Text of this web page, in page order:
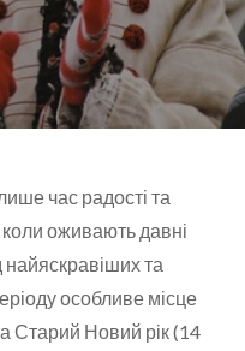
час радості та
коли оживають давні
найяскравіших та
особливе місце
Старий Новий рік (14